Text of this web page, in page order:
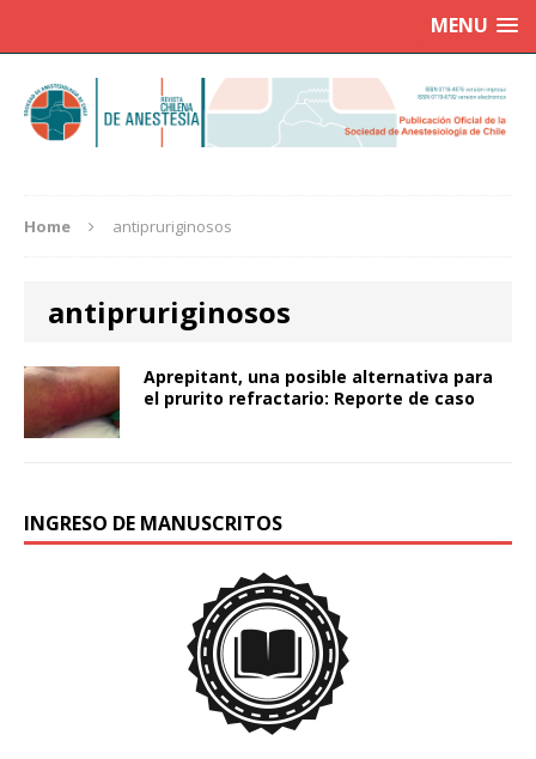
MENU
Home antipruriginosos
antipruriginosos
Aprepitant, una posible alternativa para
el prurito refractario: Reporte de caso
INGRESO DE MANUSCRITOS